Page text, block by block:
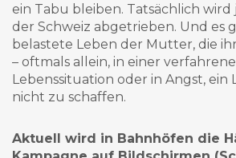
ein Tabu bleiben. Tatsächlich wird
der Schweiz abgetrieben. Und es
belastete Leben der Mutter, die
– oftmals allein, in einer
Lebenssituation oder in Angst, ein
nicht zu schaffen.
Aktuell wird in Bahnhöfen die